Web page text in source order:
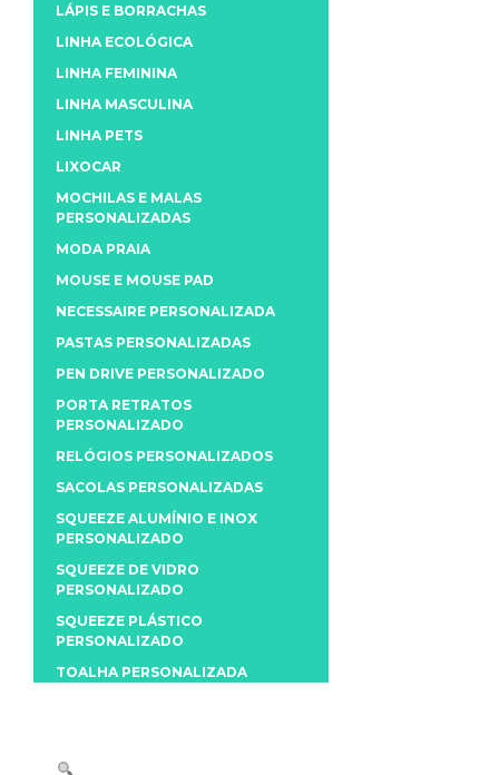
LÁPIS E BORRACHAS
LINHA ECOLÓGICA
LINHA FEMININA
LINHA MASCULINA
LINHA PETS
LIXOCAR
MOCHILAS E MALAS
PERSONALIZADAS
MODA PRAIA
MOUSE E MOUSE PAD
NECESSAIRE PERSONALIZADA
PASTAS PERSONALIZADAS
PEN DRIVE PERSONALIZADO
PORTA RETRATOS
PERSONALIZADO
RELÓGIOS PERSONALIZADOS
SACOLAS PERSONALIZADAS
SQUEEZE ALUMÍNIO E INOX
PERSONALIZADO
SQUEEZE DE VIDRO
PERSONALIZADO
SQUEEZE PLÁSTICO
PERSONALIZADO
TOALHA PERSONALIZADA